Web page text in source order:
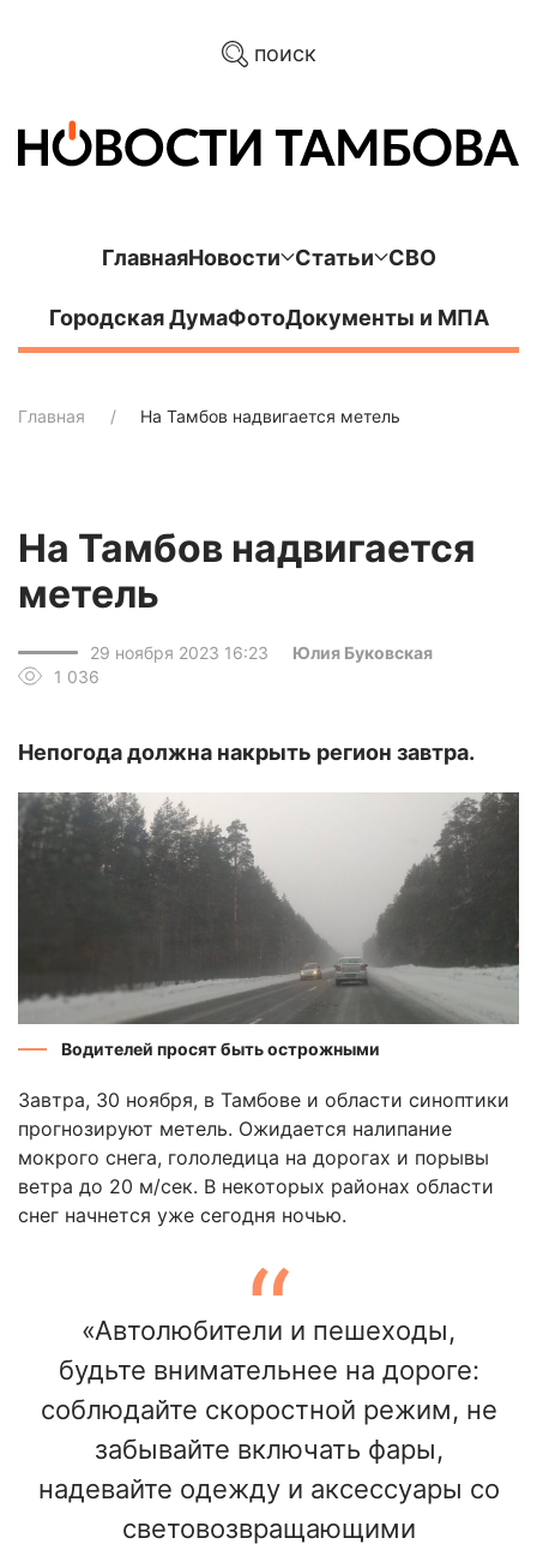
поиск
ГлавнаяНовости Статьи СВО
Городская ДумаФотоДокументы и МПА
Главная На Тамбов надвигается метель
На Тамбов надвигается
метель
29 ноября 2023 16:23
Юлия Буковская
1 036
Непогода должна накрыть регион завтра.
Водителей просят быть острожными
Завтра, 30 ноября, в Тамбове и области синоптики
прогнозируют метель. Ожидается налипание
мокрого снега, гололедица на дорогах и порывы
ветра до 20 м/сек. В некоторых районах области
снег начнется уже сегодня ночью.
«Автолюбители и пешеходы,
будьте внимательнее на дороге:
соблюдайте скоростной режим, не
забывайте включать фары,
надевайте одежду и аксессуары со
световозвращающими